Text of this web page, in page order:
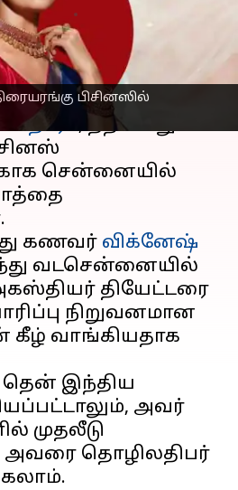
பிசினஸில்
May 21, 2023 04:45 pm
முன்னணி
, தற்போது
சென்னையில்
கணவர் விக்னேஷ்
வடசென்னையில்
தியேட்டரை
நிறுவனமான
கீழ் வாங்கியதாக
தென் இந்திய
அவர்
முதலீடு
அவரை தொழிலதிபர்